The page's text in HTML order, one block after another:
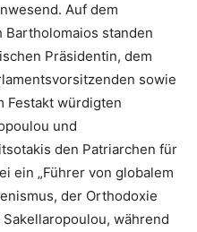
Auf dem
Bartholomaios standen
Präsidentin, dem
sowie
Festakt würdigten
und
den Patriarchen für
ein „Führer von globalem
der Orthodoxie
während